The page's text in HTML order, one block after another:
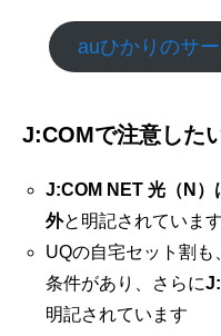
auひかりのサ
J:COMで注意した
J:COM NET 光（N）
外と明記されています
UQの自宅セット割も
条件があり、さらに
明記されています